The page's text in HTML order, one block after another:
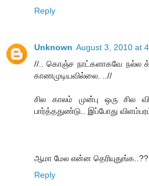
Reply
Unknown August 3, 2010 at
//.. கொஞ்ச நாட்களாகவே நல்ல
காணமுடியவில்லை. ..//
சில காலம் முன்பு ஒரு சில
பார்த்ததுண்டு.. இப்போது விளம்பரம்
ஆமா மேல என்ன
Reply